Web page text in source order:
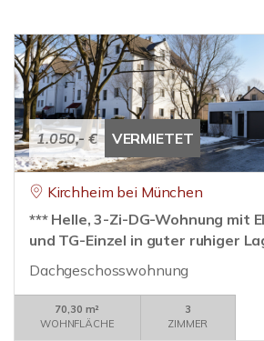
1.050,- € VERMIETET
Kirchheim bei München
*** Helle, 3-Zi-DG-Wohnung mit
und TG-Einzel in guter ruhiger
Dachgeschosswohnung
70,30 m²
WOHNFLÄCHE
3
ZIMMER